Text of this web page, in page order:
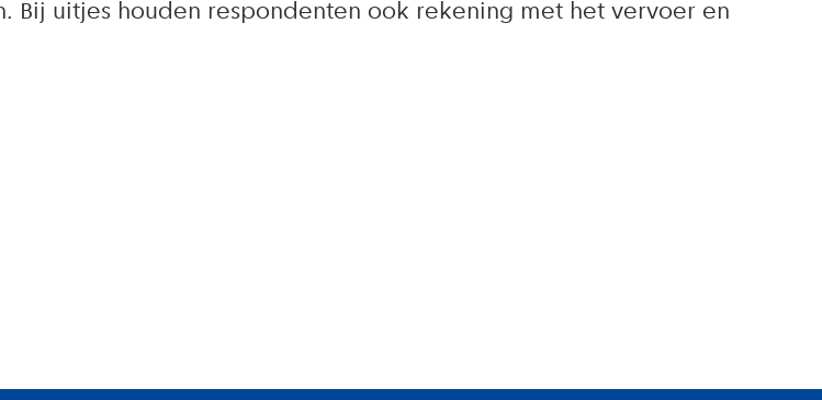
uitjes houden respondenten ook rekening met het vervoer en